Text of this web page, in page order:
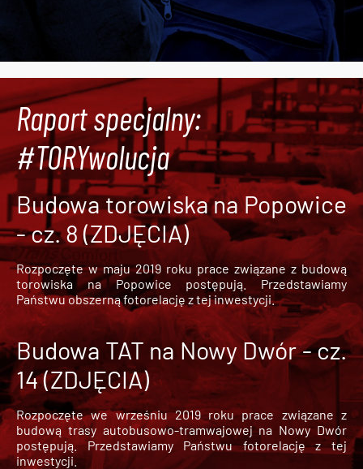
Raport specjalny:
#TORYwolucja
Budowa torowiska na Popowice
- cz. 8 (ZDJĘCIA)
Rozpoczęte w maju 2019 roku prace związane z budową
torowiska na Popowice
postępują. Przedstawiamy
Państwu obszerną fotorelację z tej inwestycji.
Budowa TAT na Nowy Dwór - cz.
14 (ZDJĘCIA)
Rozpoczęte we wrześniu 2019 roku prace związane z
budową trasy autobusowo-tramwajowej na Nowy Dwór
postępują. Przedstawiamy Państwu fotorelację z tej
inwestycji.